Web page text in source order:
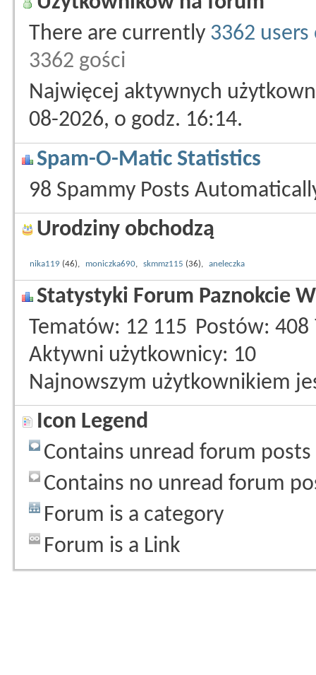
There are currently 3362
3362 gości
Najwięcej aktywnych
08-2026, o godz. 16:14.
Spam-O-Matic Statistics
98 Spammy Posts
Urodziny obchodzą
nika119 (46), moniczka690, skmmz115 (36), aneleczka
Statystyki Forum Paznokcie
Tematów 12 115 Postów 408
Aktywni użytkownicy 10
Najnowszym użytkownikiem
Icon Legend
Contains unread forum posts
Contains no unread forum
Forum is a category
Forum is a Link